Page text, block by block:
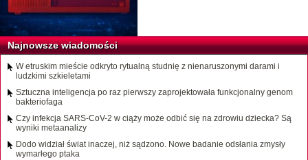
Najnowsze wiadomości
W etruskim mieście odkryto rytualną studnię z nienaruszonymi darami i
ludzkimi szkieletami
Sztuczna inteligencja po raz pierwszy zaprojektowała funkcjonalny genom
bakteriofaga
Czy infekcja SARS-CoV-2 w ciąży może odbić się na zdrowiu dziecka? Są
wyniki metaanalizy
Dodo widział świat inaczej, niż sądzono. Nowe badanie odsłania zmysły
wymarłego ptaka